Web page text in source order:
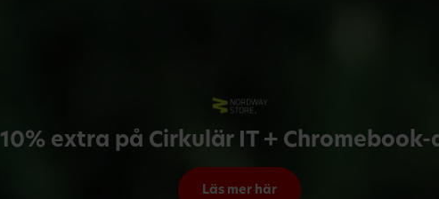
10% extra på Cirkulär IT + Chromebook-
Läs mer här